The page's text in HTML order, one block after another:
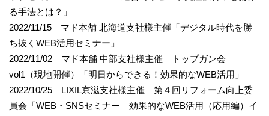
る手法とは？」
2022/11/15 マド本舗 北海道支社様主催「デジタル時代を勝
ち抜くWEB活用セミナー」
2022/11/02 マド本舗 中部支社様主催 トップガン会
vol1（現地開催）「明日からできる！効果的なWEB活用」
2022/10/25 LIXIL京滋支社様主催 第４回リフォーム向上委
員会「WEB・SNSセミナー 効果的なWEB活用（応用編）イ